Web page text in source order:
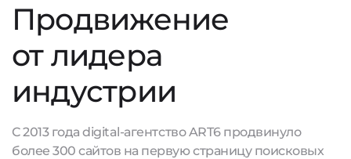
Продвижение
от лидера
индустрии
С 2013 года digital-агентство ART6 продвинуло
более 300 сайтов на первую страницу поисковых